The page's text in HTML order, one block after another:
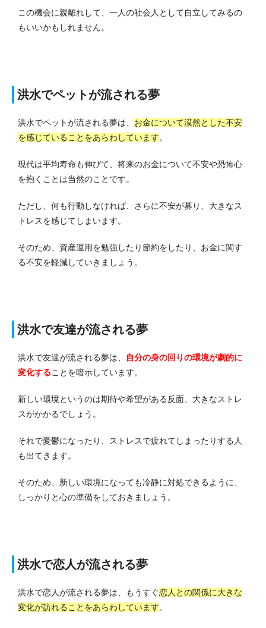
この機会に親離れして、一人の社会人として自立してみるの
もいいかもしれません。
洪水でペットが流される夢
洪水でペットが流される夢は、 お金について漠然とした不安
を感じていることをあらわしています。
現代は平均寿命も伸びて、将来のお金について不安や恐怖心
を抱くことは当然のことです。
ただし、何も行動しなければ、さらに不安が募り、大きなス
トレスを感じてしまいます。
そのため、資産運用を勉強したり節約をしたり、お金に関す
る不安を軽減していきましょう。
洪水で友達が流される夢
洪水で友達が流される夢は、
自分の身の回りの環境が劇的に
変化することを暗示しています。
新しい環境というのは期待や希望がある反面、大きなストレ
スがかかるでしょう。
それで憂鬱になったり、ストレスで疲れてしまったりする人
も出てきます。
そのため、新しい環境になっても冷静に対処できるように、
しっかりと心の準備をしておきましょう。
洪水で恋人が流される夢
洪水で恋人が流される夢は、もうすぐ恋人との関係に大きな
変化が訪れることをあらわしています。